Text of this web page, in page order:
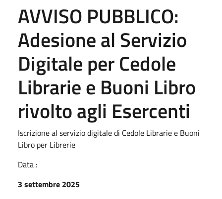
AVVISO PUBBLICO:
Adesione al Servizio
Digitale per Cedole
Librarie e Buoni Libro
rivolto agli Esercenti
Iscrizione al servizio digitale di Cedole Librarie e Buoni
Libro per Librerie
Data :
3 settembre 2025